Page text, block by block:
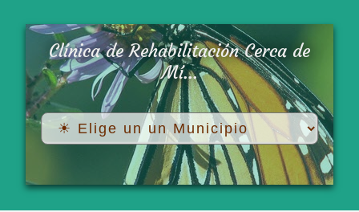
Clínica de Rehabilitación Cerca de
Mí...